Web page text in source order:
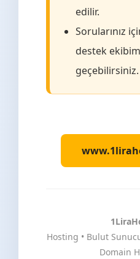
edilir.
Sorularınız
destek
geçebilirsiniz.
Hosting • Bulut
Domain